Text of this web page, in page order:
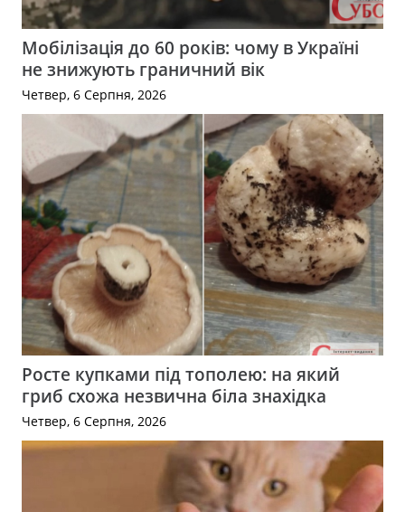
Мобілізація до 60 років: чому в Україні
не знижують граничний вік
Четвер, 6 Серпня, 2026
Росте купками під тополею: на який
гриб схожа незвична біла знахідка
Четвер, 6 Серпня, 2026